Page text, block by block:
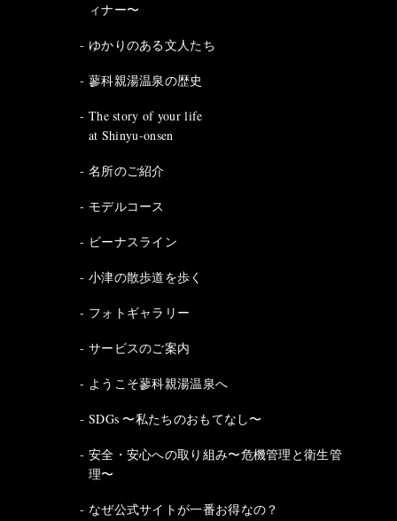
ィナー〜
ゆかりのある文人たち
蓼科親湯温泉の歴史
The story of your life
at Shinyu-onsen
名所のご紹介
モデルコース
ビーナスライン
小津の散歩道を歩く
フォトギャラリー
サービスのご案内
ようこそ蓼科親湯温泉へ
SDGs 〜私たちのおもてなし〜
安全・安心への取り組み〜危機管理と衛生管
理〜
なぜ公式サイトが一番お得なの？